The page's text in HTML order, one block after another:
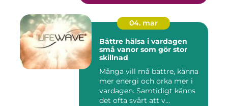
04. mar
Bättre hälsa i vardagen
små vanor som gör stor
skillnad
Många vill må bättre, känna
mer energi och orka mer i
vardagen. Samtidigt känns
det ofta svårt att v...